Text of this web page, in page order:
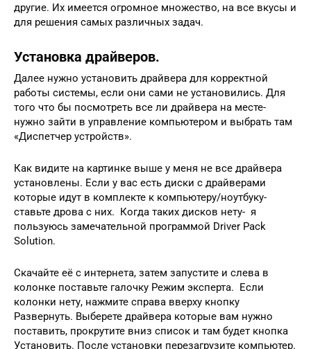
другие. Их имеется огромное множество, на все вкусы и
для решения самых различных задач.
Установка драйверов.
Далее нужно установить драйвера для корректной
работы системы, если они сами не установились. Для
того что бы посмотреть все ли драйвера на месте-
нужно зайти в управление компьютером и выбрать там
«Диспетчер устройств».
Как видите на картинке выше у меня не все драйвера
установлены. Если у вас есть диски с драйверами
которые идут в комплекте к компьютеру/ноутбуку-
ставьте дрова с них. Когда таких дисков нету- я
пользуюсь замечательной программой Driver Pack
Solution.
Скачайте её с интернета, затем запустите и слева в
колонке поставьте галочку Режим эксперта. Если
колонки нету, нажмите справа вверху кнопку
Развернуть. Выберете драйвера которые вам нужно
поставить, прокрутите вниз список и там будет кнопка
Установить. После установки перезагрузите компьютер.